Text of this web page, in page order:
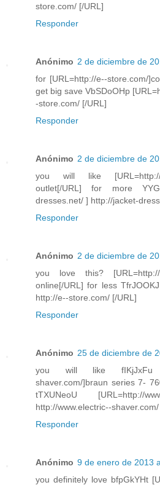
store.com/ [/URL]
Responder
Anónimo 2 de diciembre de
for [URL=http://e--store.com/
get big save VbSDoOHp
-store.com/ [/URL]
Responder
Anónimo 2 de diciembre de
you will like [URL=http://
outlet[/URL] for more
dresses.net/ ] http://jacket-
Responder
Anónimo 2 de diciembre de
you love this? [URL=http://
online[/URL] for less
http://e--store.com/ [/URL]
Responder
Anónimo 25 de diciembre de
you will like fIKjJxFu
shaver.com/]braun series 7-
tTXUNeoU [URL=http://
http://www.electric--
Responder
Anónimo 9 de enero de 2013
you definitely love bfpGkYHt